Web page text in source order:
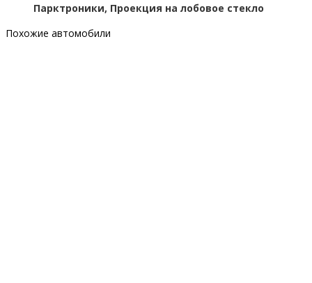
Парктроники, Проекция на лобовое стекло
Похожие автомобили